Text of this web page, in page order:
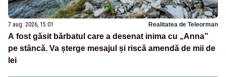
7 aug. 2026, 15:01 Realitatea de Teleorman
A fost găsit bărbatul care a desenat inima cu „Anna”
pe stâncă. Va șterge mesajul și riscă amendă de mii de
lei